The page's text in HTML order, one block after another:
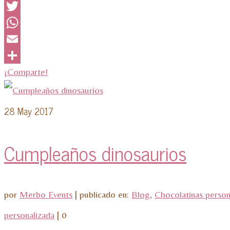
Facebook
Twitter
WhatsApp
Email
¡Comparte!
28 May 2017
Cumpleaños dinosaurios
por Merbo Events | publicado en: Blog, Chocolatinas
personalizada | 0